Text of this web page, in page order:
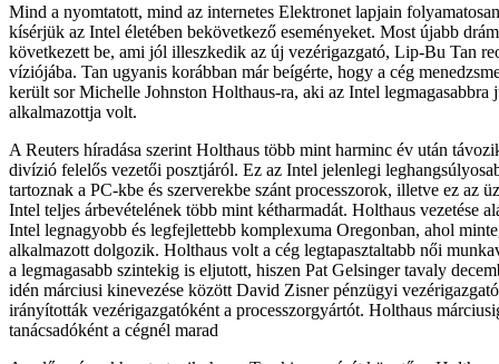
Mind a nyomtatott, mind az internetes Elektronet lapjain
kísérjük az Intel életében bekövetkező eseményeket. Most újabb
következett be, ami jól illeszkedik az új vezérigazgató, Lip-Bu Tan
víziójába. Tan ugyanis korábban már beígérte, hogy a cég
került sor Michelle Johnston Holthaus-ra, aki az Intel legmagasabbra
alkalmazottja volt.
A Reuters híradása szerint Holthaus több mint harminc év után
divízió felelős vezetői posztjáról. Ez az Intel jelenlegi
tartoznak a PC-kbe és szerverekbe szánt processzorok, illetve ez az
Intel teljes árbevételének több mint kétharmadát. Holthaus vezetése
Intel legnagyobb és legfejlettebb komplexuma Oregonban, ahol
alkalmazott dolgozik. Holthaus volt a cég legtapasztaltabb női
a legmagasabb szintekig is eljutott, hiszen Pat Gelsinger tavaly
idén márciusi kinevezése között David Zisner pénzügyi
irányították vezérigazgatóként a processzorgyártót. Holthaus
tanácsadóként a cégnél marad